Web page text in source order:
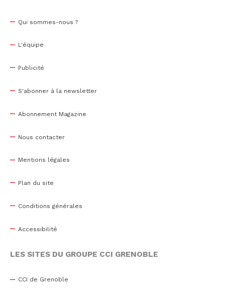
Qui sommes-nous ?
L'équipe
Publicité
S'abonner à la newsletter
Abonnement Magazine
Nous contacter
Mentions légales
Plan du site
Conditions générales
Accessibilité
LES SITES DU GROUPE CCI GRENOBLE
CCI de Grenoble